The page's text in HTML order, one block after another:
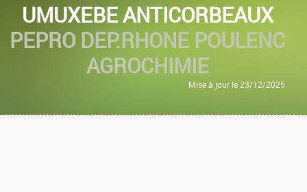
UMUXEBE ANTICORBEAUX
PEPRO DEP.RHONE POULENC
AGROCHIMIE
Mise à jour le 23/12/2025